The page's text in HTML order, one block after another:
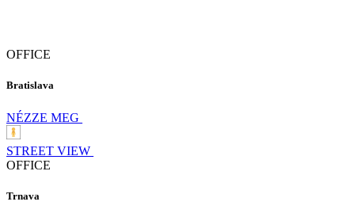
OFFICE
Bratislava
NÉZZE MEG
STREET VIEW
OFFICE
Trnava